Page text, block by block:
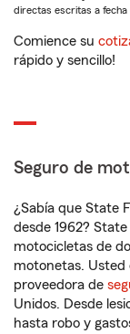
directas escritas a fecha
Comience su
rápido y sencillo!
Seguro de
¿Sabía que State
desde 1962?
motocicletas de
motonetas. Usted
proveedora de
Unidos. Desde
hasta robo y